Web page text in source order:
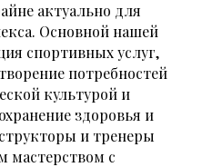
актуально для
Основной нашей
спортивных услуг,
потребностей
культурой и
здоровья и
и тренеры
мастерством с